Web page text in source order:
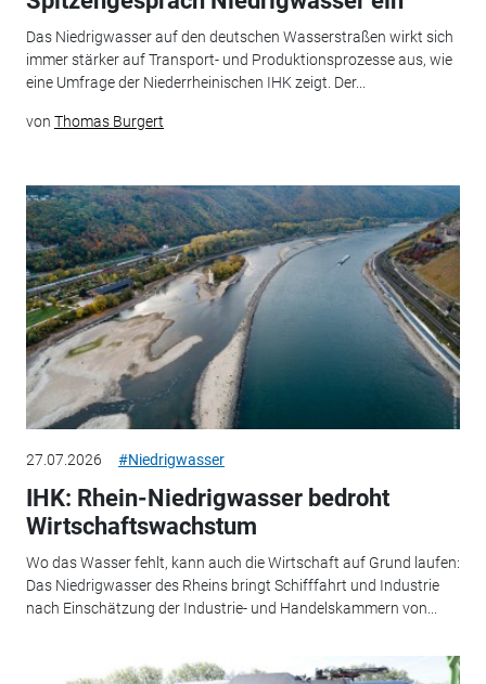
Das Niedrigwasser auf den deutschen Wasserstraßen wirkt sich
immer stärker auf Transport- und Produktionsprozesse aus, wie
eine Umfrage der Niederrheinischen IHK zeigt. Der...
von Thomas Burgert
27.07.2026 #Niedrigwasser
IHK: Rhein-Niedrigwasser bedroht
Wirtschaftswachstum
Wo das Wasser fehlt, kann auch die Wirtschaft auf Grund laufen:
Das Niedrigwasser des Rheins bringt Schifffahrt und Industrie
nach Einschätzung der Industrie- und Handelskammern von...